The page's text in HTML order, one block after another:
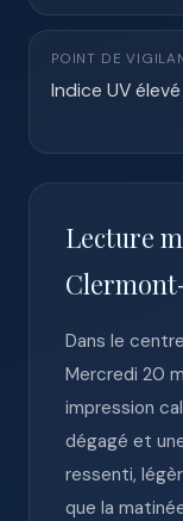
POINT DE
Indice UV
Lecture
Dans le
Mercredi 20
impression
dégagé et
ressenti,
que la